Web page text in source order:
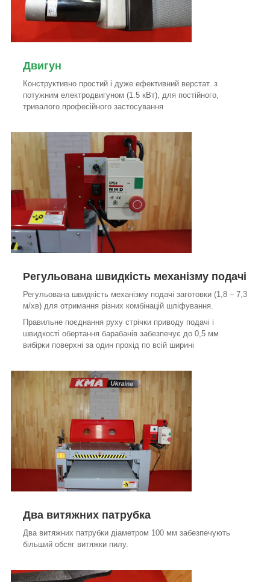
Двигун
Конструктивно простий і дуже ефективний верстат. з
потужним електродвигуном (1.5 кВт), для постійного,
тривалого професійного застосування
Регульована швидкість механізму подачі
Регульована швидкість механізму подачі заготовки (1,8 – 7,3
м/хв) для отримання різних комбінацій шліфування.
Правильне поєднання руху стрічки приводу подачі і
швидкості обертання барабанів забезпечує до 0,5 мм
вибірки поверхні за один прохід по всій ширині
Два витяжних патрубка
Два витяжних патрубки діаметром 100 мм забезпечують
більший обсяг витяжки пилу.